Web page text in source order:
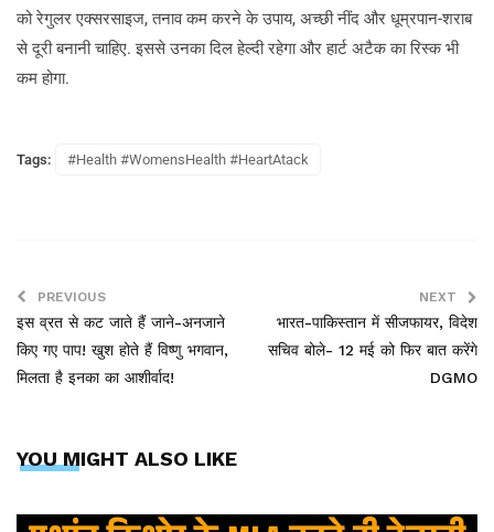
को रेगुलर एक्सरसाइज, तनाव कम करने के उपाय, अच्छी नींद और धूम्रपान-शराब
से दूरी बनानी चाहिए. इससे उनका दिल हेल्दी रहेगा और हार्ट अटैक का रिस्क भी
कम होगा.
Tags: #Health #WomensHealth #HeartAtack
PREVIOUS
इस व्रत से कट जाते हैं जाने-अनजाने
किए गए पाप! खुश होते हैं विष्णु भगवान,
मिलता है इनका का आशीर्वाद!
NEXT
भारत-पाकिस्तान में सीजफायर, विदेश
सचिव बोले- 12 मई को फिर बात करेंगे
DGMO
YOU MIGHT ALSO LIKE